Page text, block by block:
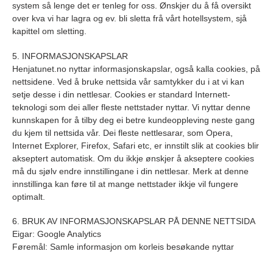
system så lenge det er tenleg for oss. Ønskjer du å få oversikt
over kva vi har lagra og ev. bli sletta frå vårt hotellsystem, sjå
kapittel om sletting.
5. INFORMASJONSKAPSLAR
Henjatunet.no nyttar informasjonskapslar, også kalla cookies, på
nettsidene. Ved å bruke nettsida vår samtykker du i at vi kan
setje desse i din nettlesar. Cookies er standard Internett-
teknologi som dei aller fleste nettstader nyttar. Vi nyttar denne
kunnskapen for å tilby deg ei betre kundeoppleving neste gang
du kjem til nettsida vår. Dei fleste nettlesarar, som Opera,
Internet Explorer, Firefox, Safari etc, er innstilt slik at cookies blir
akseptert automatisk. Om du ikkje ønskjer å akseptere cookies
må du sjølv endre innstillingane i din nettlesar. Merk at denne
innstillinga kan føre til at mange nettstader ikkje vil fungere
optimalt.
6. BRUK AV INFORMASJONSKAPSLAR PÅ DENNE NETTSIDA
Eigar: Google Analytics
Føremål: Samle informasjon om korleis besøkande nyttar